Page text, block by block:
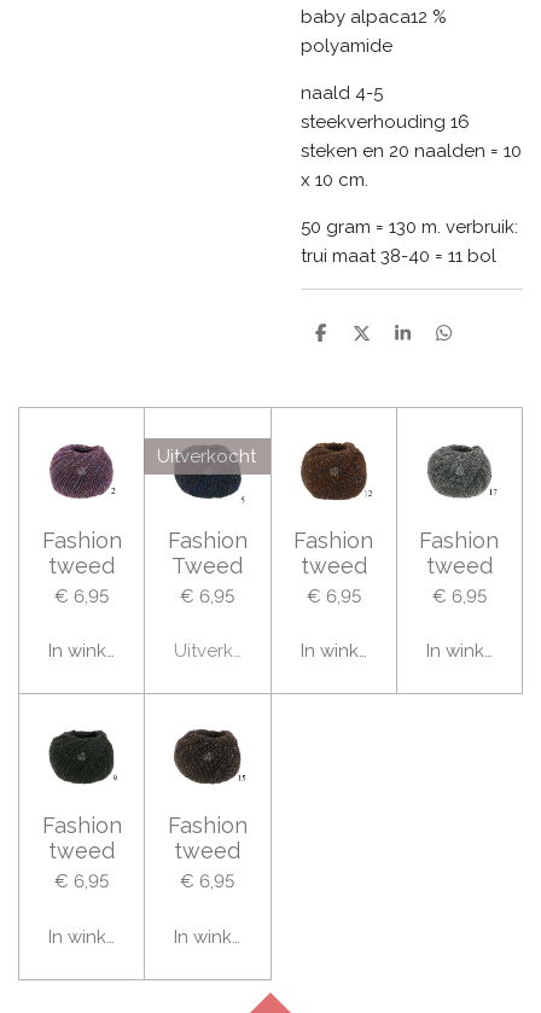
baby alpaca12 %
polyamide
naald 4-5
steekverhouding 16
steken en 20 naalden = 10
x 10 cm.
50 gram = 130 m. verbruik:
trui maat 38-40 = 11 bol
D
n
D
S
e
D
n
Fashion
tweed
€ 6,95
In winkelwagen
Uitverkocht
Fashion
Tweed
€ 6,95
Uitverkocht
Fashion
tweed
€ 6,95
In winkelwagen
Fashion
tweed
€ 6,95
In
Fashion
tweed
€ 6,95
In winkelwagen
Fashion
tweed
€ 6,95
In winkelwagen